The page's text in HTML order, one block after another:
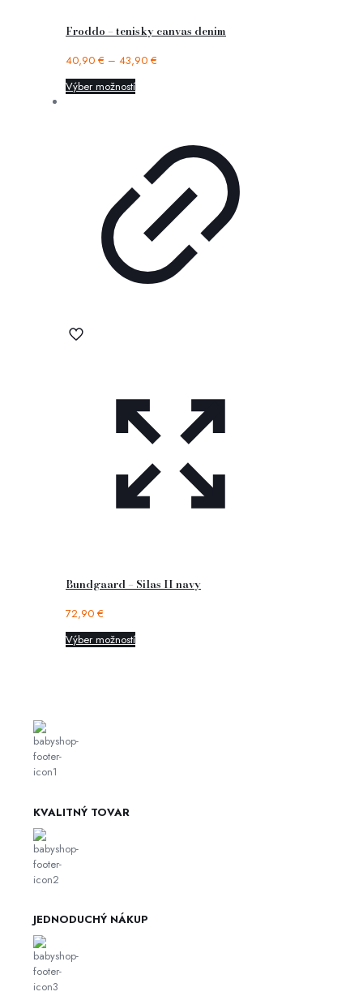
Froddo – tenisky canvas denim
40,90 € – 43,90 €
Výber možností
Bundgaard – Silas II navy
72,90 €
Výber možností
KVALITNÝ TOVAR
JEDNODUCHÝ NÁKUP